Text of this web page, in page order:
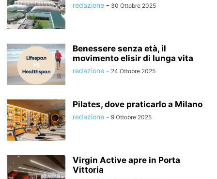
redazione - 30 Ottobre 2025
Benessere senza età, il
movimento elisir di lunga vita
redazione - 24 Ottobre 2025
Pilates, dove praticarlo a Milano
redazione - 9 Ottobre 2025
Virgin Active apre in Porta
Vittoria